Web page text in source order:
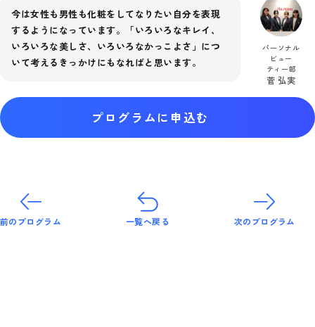
今は女性も男性も化粧をしてなりたい自分を表現
するようになっています。「いろいろなキレイ、
いろいろな美しさ、いろいろなかっこよさ」につ
いて考えるきっかけにもなればと思います。
パーソナル
ビュー
ティー部
菅 弘実
プログラムに申込む
前のプログラム 一覧へ戻る 次のプログラム